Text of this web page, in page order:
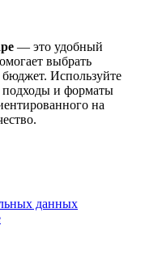
— это удобный
выбрать
Используйте
подходы и форматы
на
данных